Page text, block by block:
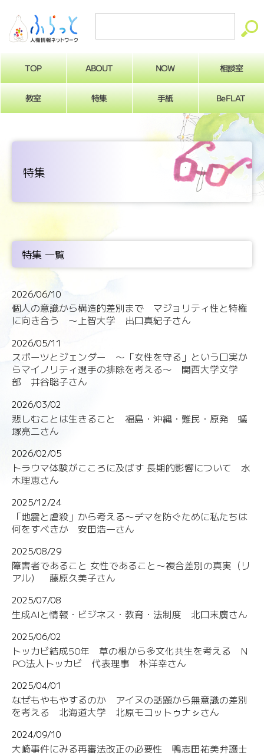
TOP ABOUT NOW 相談室
教室 特集 手紙 BeFLAT
特集
特集 一覧
2026/06/10
個人の意識から構造的差別まで マジョリティ性と特権
に向き合う 〜上智大学 出口真紀子さん
2026/05/11
スポーツとジェンダー 〜「女性を守る」という口実か
らマイノリティ選手の排除を考える〜 関西大学文学
部 井谷聡子さん
2026/03/02
悲しむことは生きること 福島・沖縄・難民・原発 蟻
塚亮二さん
2026/02/05
トラウマ体験がこころに及ぼす 長期的影響について 水
木理恵さん
2025/12/24
「地震と虐殺」から考える〜デマを防ぐために私たちは
何をすべきか 安田浩一さん
2025/08/29
障害者であること 女性であること〜複合差別の真実（リ
アル） 藤原久美子さん
2025/07/08
生成AIと情報・ビジネス・教育・法制度 北口末廣さん
2025/06/02
トッカビ結成50年 草の根から多文化共生を考える N
PO法人トッカビ 代表理事 朴洋幸さん
2025/04/01
なぜもやもやするのか アイヌの話題から無意識の差別
を考える 北海道大学 北原モコットゥナㇱさん
2024/09/10
大崎事件にみる再審法改正の必要性 鴨志田祐美弁護士